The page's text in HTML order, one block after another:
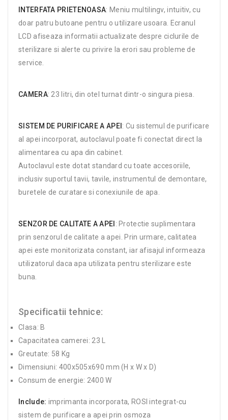
INTERFATA PRIETENOASA: Meniu multilingv, intuitiv, cu
doar patru butoane pentru o utilizare usoara. Ecranul
LCD afiseaza informatii actualizate despre ciclurile de
sterilizare si alerte cu privire la erori sau probleme de
service.
CAMERA: 23 litri, din otel turnat dintr-o singura piesa.
SISTEM DE PURIFICARE A APEI : Cu sistemul de purificare
al apei incorporat, autoclavul poate fi conectat direct la
alimentarea cu apa din cabinet.
Autoclavul este dotat standard cu toate accesoriile,
inclusiv suportul tavii, tavile, instrumentul de demontare,
buretele de curatare si conexiunile de apa.
SENZOR DE CALITATE A APEI : Protectie suplimentara
prin senzorul de calitate a apei. Prin urmare, calitatea
apei este monitorizata constant, iar afisajul informeaza
utilizatorul daca apa utilizata pentru sterilizare este
buna.
Specificatii tehnice:
Clasa: B
Capacitatea camerei: 23 L
Greutate: 58 Kg
Dimensiuni: 400x505x690 mm (H x W x D)
Consum de energie: 2400 W
Include: imprimanta incorporata, ROSI integrat-cu
sistem de purificare a apei prin osmoza